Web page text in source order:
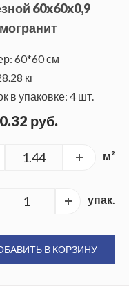
60x60x0,9
60*60 см
кг
в упаковке: 4 шт.
руб.
м²
упак.
В КОРЗИНУ